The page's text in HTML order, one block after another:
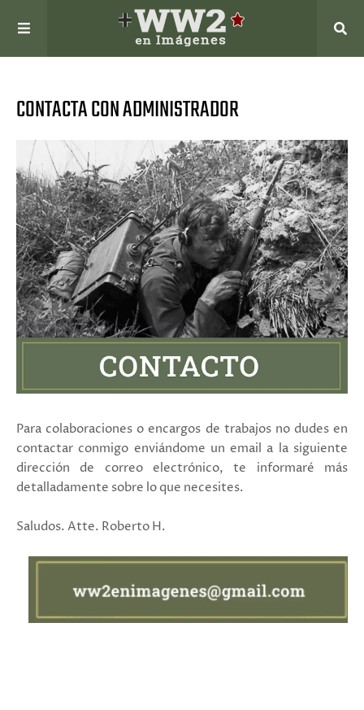
CONTACTA CON ADMINISTRADOR
Para colaboraciones o encargos de trabajos no dudes en
contactar conmigo enviándome un email a la siguiente
dirección de correo electrónico, te informaré más
detalladamente sobre lo que necesites.
Saludos. Atte. Roberto H.